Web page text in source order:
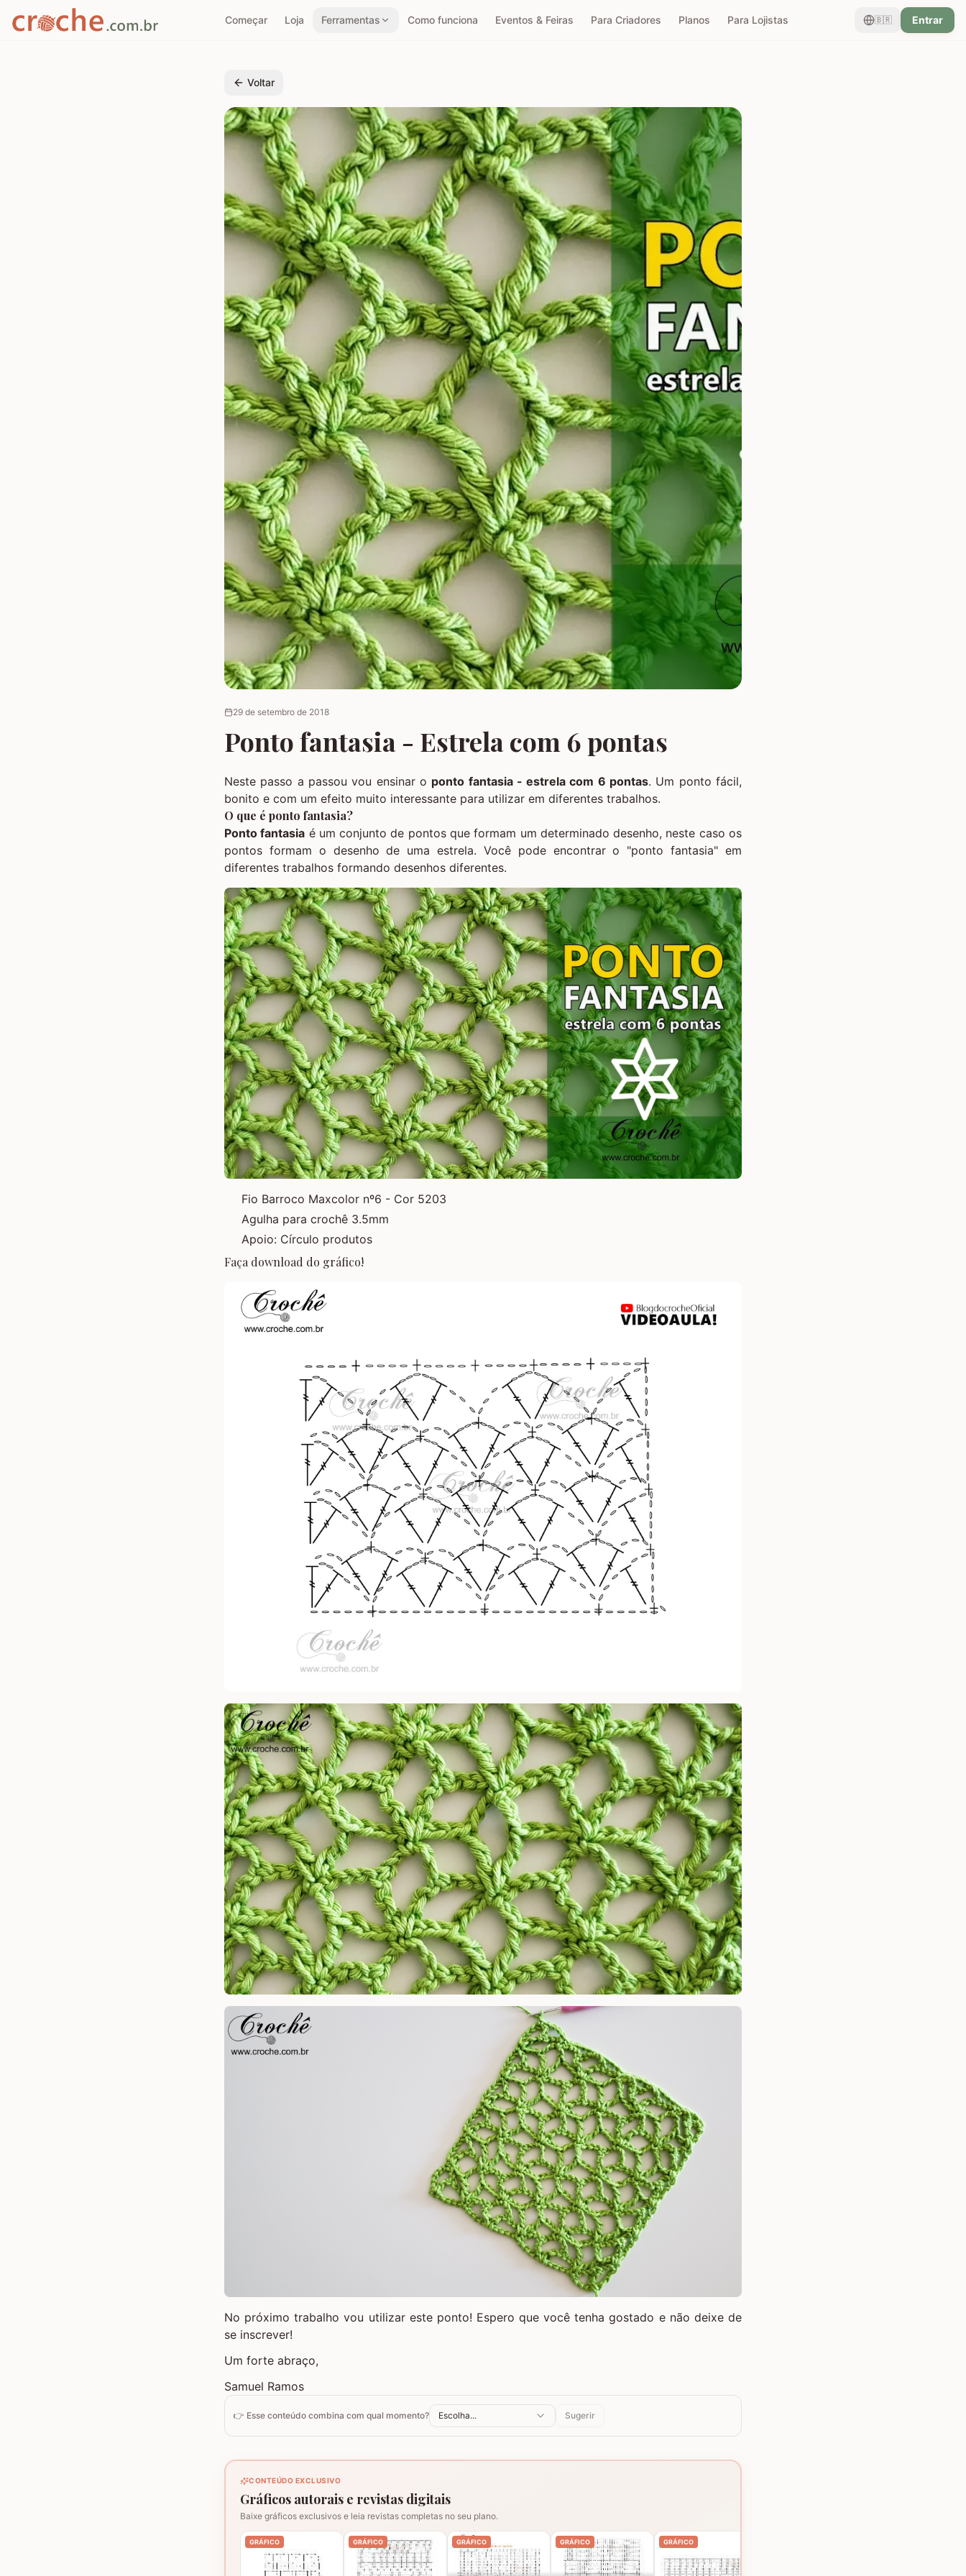
Começar Loja Ferramentas Como funciona Eventos & Feiras Para Criadores Planos Para Lojistas 🇧🇷 Entrar
Voltar
29 de setembro de 2018
Ponto fantasia - Estrela com 6 pontas
Neste passo a passou vou ensinar o ponto fantasia - estrela com 6 pontas. Um ponto fácil,
bonito e com um efeito muito interessante para utilizar em diferentes trabalhos.
O que é ponto fantasia?
Ponto fantasia é um conjunto de pontos que formam um determinado desenho, neste caso os
pontos formam o desenho de uma estrela. Você pode encontrar o "ponto fantasia" em
diferentes trabalhos formando desenhos diferentes.
Fio Barroco Maxcolor nº6 - Cor 5203
Agulha para crochê 3.5mm
Apoio: Círculo produtos
Faça download do gráfico!
No próximo trabalho vou utilizar este ponto! Espero que você tenha gostado e não deixe de
se inscrever!
Um forte abraço,
Samuel Ramos
👉 Esse conteúdo combina com qual momento? Escolha... Sugerir
CONTEÚDO EXCLUSIVO
Gráficos autorais e revistas digitais
Baixe gráficos exclusivos e leia revistas completas no seu plano.
GRÁFICO GRÁFICO GRÁFICO GRÁFICO GRÁFICO